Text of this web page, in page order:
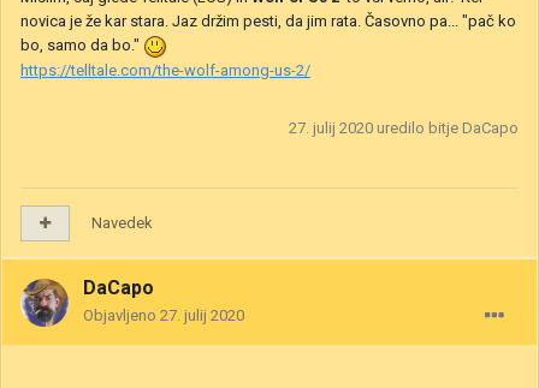
novica je že kar stara. Jaz držim pesti, da jim rata. Časovno pa... "pač ko
bo, samo da bo."
https://telltale.com/the-wolf-among-us-2/
27. julij 2020 uredilo bitje DaCapo
Navedek
DaCapo
Objavljeno 27. julij 2020